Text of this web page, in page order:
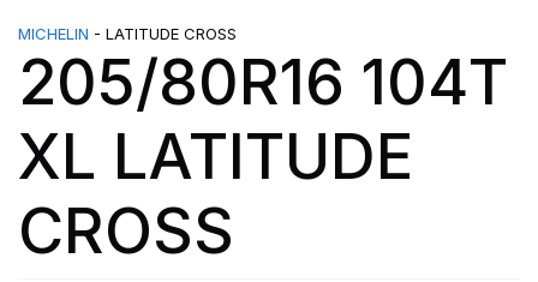
MICHELIN - LATITUDE CROSS
205/80R16 104T
XL LATITUDE
CROSS